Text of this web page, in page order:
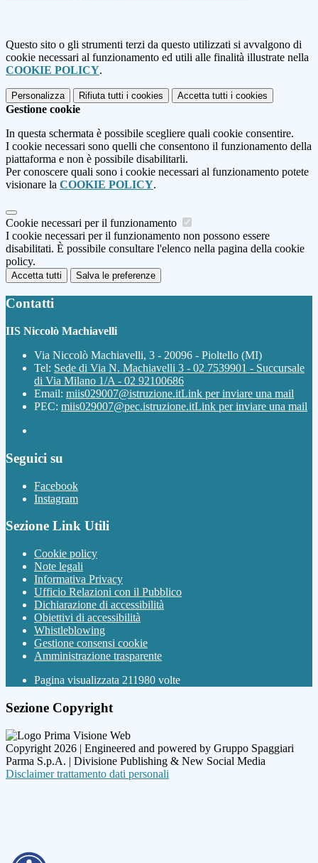
Questo sito o gli strumenti terzi da questo utilizzati si avvalgono di
cookie necessari al funzionamento ed utili alle finalità illustrate nella
COOKIE POLICY.
Personalizza Rifiuta tutti i cookies Accetta tutti i cookies
Gestione cookie
In questa schermata è possibile scegliere quali cookie consentire.
I cookie necessari sono quelli che consentono il funzionamento della
piattaforma e non è possibile disabilitarli.
Per conoscere quali sono i cookie necessari al funzionamento potete
visionare la COOKIE POLICY.
Cookie necessari per il funzionamento
I cookie necessari per il funzionamento non possono essere
disabilitati. È possibile consultare l'elenco nella pagina della cookie
policy.
Accetta tutti Salva le preferenze
Contatti
IIS Niccolò Machiavelli
Via Niccolò Machiavelli, 3 - 20096 - Pioltello (MI)
Tel: Sede di Via N. Machiavelli 3 - 02 7539901 - Succursale
di Via Milano 1/A - 02 92100686
Email: miis029007@istruzione.itLink per inviare una mail
PEC: miis029007@pec.istruzione.itLink per inviare una mail
Seguici su
Facebook
Instagram
Sezione Link Utili
Cookie policy
Note legali
Informativa Privacy
Ufficio Relazioni con il Pubblico
Dichiarazione di accessibilità
Obiettivi di accessibilità
Whistleblowing
Gestione consensi cookie
Amministrazione trasparente
Pagina visualizzata 211980 volte
Sezione Copyright
Copyright 2026 | Engineered and powered by Gruppo Spaggiari
Parma S.p.A. | Divisione Publishing & New Social Media
Disclaimer trattamento dati personali